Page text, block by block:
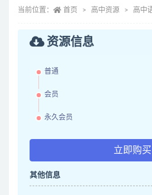
当前位置： 首页 高中资源 高中
资源信息
普通
会员
永久会员
立即购买
其他信息